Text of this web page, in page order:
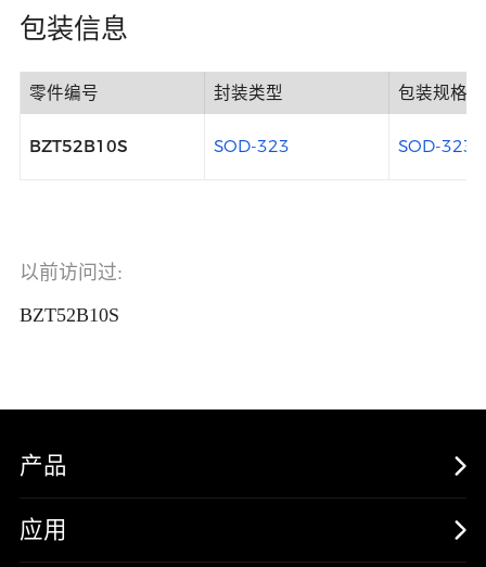
包装信息
零件编号 封装类型 包装规格
BZT52B10S SOD-323 SOD-323
以前访问过:
BZT52B10S
产品
MOSFETs
应用